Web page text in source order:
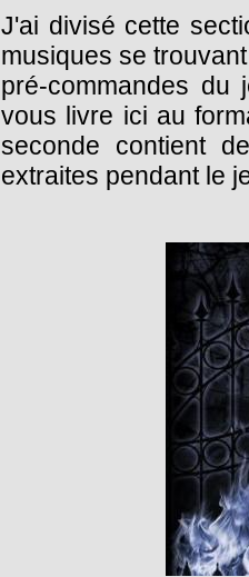
J'ai divisé cette
musiques se
pré-commandes
vous livre ici au
seconde contient
extraites pendant le